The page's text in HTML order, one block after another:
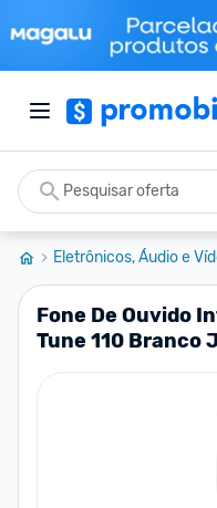
Eletrônicos, Áudio e
Fone De Ouvido
Tune 110 Branco